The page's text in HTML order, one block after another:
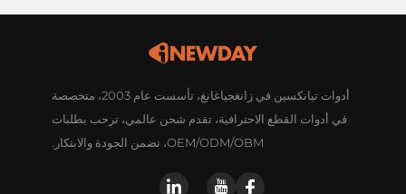
أدوات تيانكسين في زانغجياغانغ، تأسست عام 2003، متخصصة
في أدوات القطع الاحترافية، تقدم شحن عالمي، ترحب بطلبات
OEM/ODM/OBM، تضمن الجودة والابتكار.